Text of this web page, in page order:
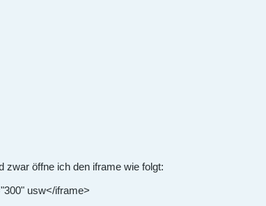
zwar öffne ich den iframe wie folgt:
usw</iframe>